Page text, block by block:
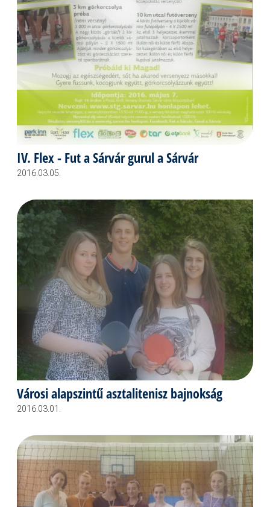
IV. Flex - Fut a Sárvár gurul a Sárvár
2016.03.05.
Városi alapszintű asztalitenisz bajnokság
2016.03.01.